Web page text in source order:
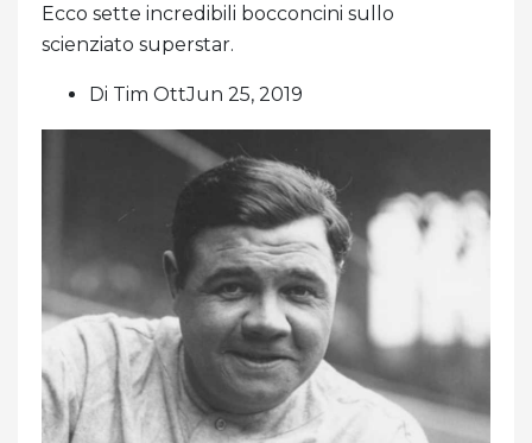
Ecco sette incredibili bocconcini sullo
scienziato superstar.
Di Tim OttJun 25, 2019